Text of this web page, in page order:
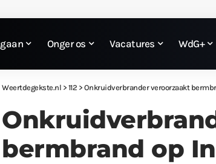
Onger os Vacatures WdG+
Weertdegekste.nl > 112 > Onkruidverbrander veroorzaakt
bermbrand op